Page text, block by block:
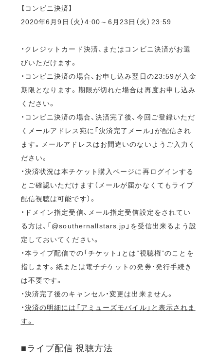
【コンビニ決済】
2020年6月9日（火）4:00～6月23日（火）23:59
・クレジットカード決済、またはコンビニ決済がお選
びいただけます。
・コンビニ決済の場合、お申し込み翌日の23:59が入金
期限となります。期限が切れた場合は再度お申し込み
ください。
・コンビニ決済の場合、決済完了後、今回ご登録いただ
くメールアドレス宛に「決済完了メール」が配信され
ます。メールアドレスはお間違いのないようご入力く
ださい。
・決済状況は本チケット購入ページに再ログインする
とご確認いただけます（メールが届かなくてもライブ
配信視聴は可能です）。
・ドメイン指定受信、メール指定受信設定をされてい
る方は、「@southernallstars.jp」を受信出来るよう設
定しておいてください。
・本ライブ配信での「チケット」とは“視聴権”のことを
指します。紙または電子チケットの発券・発行手続き
は不要です。
・決済完了後のキャンセル・変更は出来ません。
・決済の明細には「アミューズモバイル」と表示されま
す。
■ライブ配信 視聴方法